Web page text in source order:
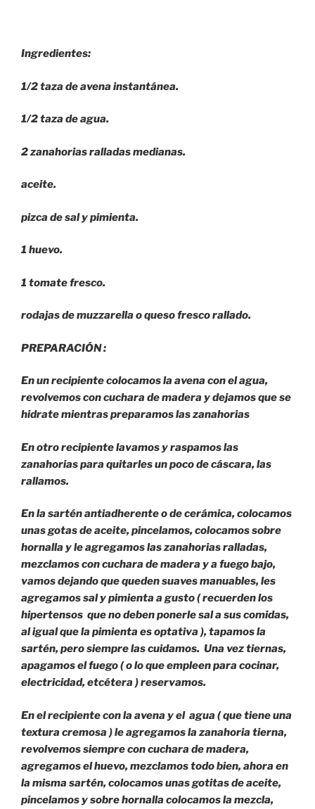
Ingredientes:
1/2 taza de avena instantánea.
1/2 taza de agua.
2 zanahorias ralladas medianas.
aceite.
pizca de sal y pimienta.
1 huevo.
1 tomate fresco.
rodajas de muzzarella o queso fresco rallado.
PREPARACIÓN :
En un recipiente colocamos la avena con el agua,
revolvemos con cuchara de madera y dejamos que se
hidrate mientras preparamos las zanahorias
En otro recipiente lavamos y raspamos las
zanahorias para quitarles un poco de cáscara, las
rallamos.
En la sartén antiadherente o de cerámica, colocamos
unas gotas de aceite, pincelamos, colocamos sobre
hornalla y le agregamos las zanahorias ralladas,
mezclamos con cuchara de madera y a fuego bajo,
vamos dejando que queden suaves manuables, les
agregamos sal y pimienta a gusto ( recuerden los
hipertensos que no deben ponerle sal a sus comidas,
al igual que la pimienta es optativa ), tapamos la
sartén, pero siempre las cuidamos. Una vez tiernas,
apagamos el fuego ( o lo que empleen para cocinar,
electricidad, etcétera ) reservamos.
En el recipiente con la avena y el agua ( que tiene una
textura cremosa ) le agregamos la zanahoria tierna,
revolvemos siempre con cuchara de madera,
agregamos el huevo, mezclamos todo bien, ahora en
la misma sartén, colocamos unas gotitas de aceite,
pincelamos y sobre hornalla colocamos la mezcla,